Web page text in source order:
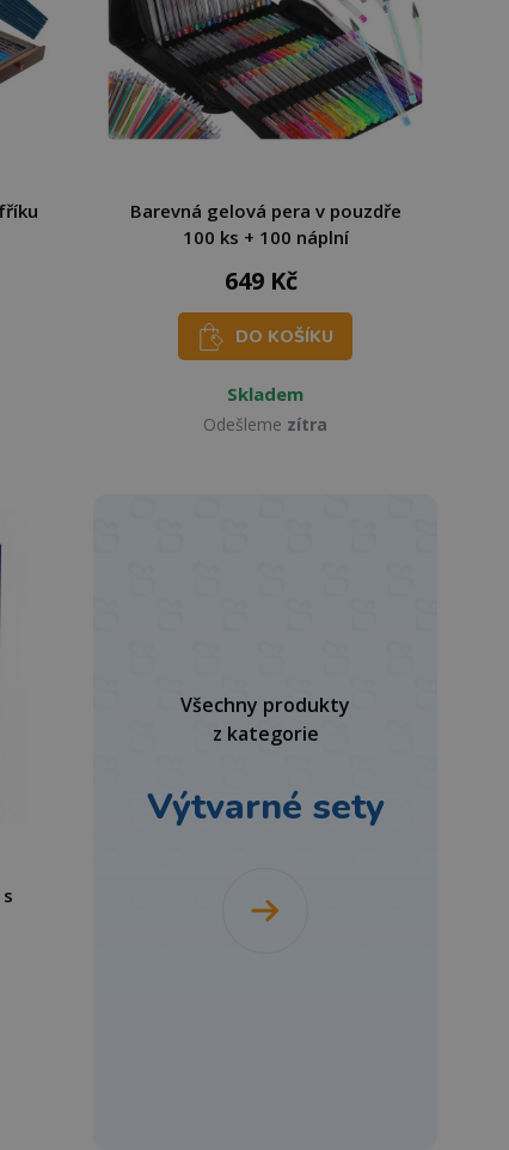
Barevná gelová pera v pouzdře
100 ks + 100 náplní
649 Kč
DO KOŠÍKU
Skladem
Odešleme zítra
Všechny produkty
z kategorie
Výtvarné sety